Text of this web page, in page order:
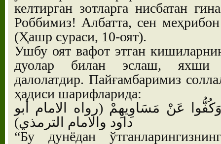
келтирган зотларга нисбатан
Роббимиз! Албатта, сен
(Ҳашр сураси, 10-оят).
Ушбу оят вафот этган
дуолар билан эслаш, яхши
далолатдир. Пайғамбаримиз
ҳадиси шарифларида:
عَنْ مَسَاوِيهِمْ (رواه الامام أبو
داود والامام الترمذي)
“Бу дунёдан